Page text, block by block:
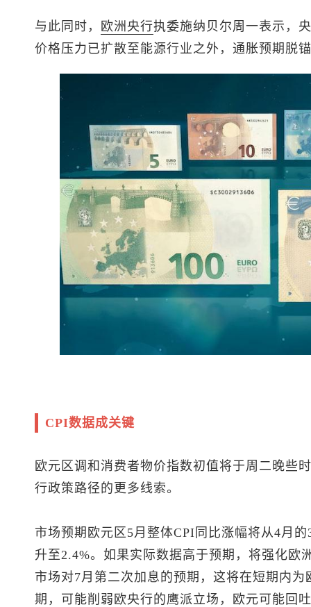
与此同时， 欧洲央行执委施纳贝尔周一表示，
价格压力已扩散至能源行业之外，通胀预期脱
CPI数据成关键
欧元区调和消费者物价指数初值将于周二晚些
行政策路径的更多线索。
市场预期欧元区5月整体CPI同比涨幅将从4月
升至2.4%。如果实际数据高于预期，将强化欧
市场对7月第二次加息的预期，这将在短期内
期，可能削弱欧央行的鹰派立场，欧元可能回